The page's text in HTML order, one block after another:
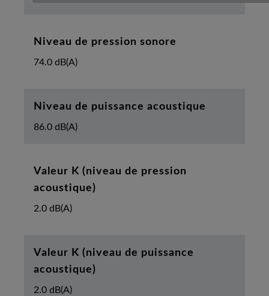
Niveau de pression sonore
74.0 dB(A)
Niveau de puissance acoustique
86.0 dB(A)
Valeur K (niveau de pression
acoustique)
2.0 dB(A)
Valeur K (niveau de puissance
acoustique)
2.0 dB(A)